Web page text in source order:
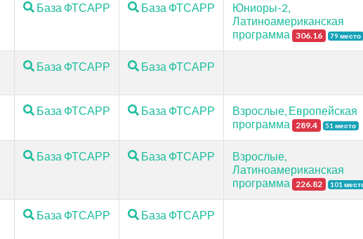
База ФТСАРР База ФТСАРР
Юниоры-2,
Латиноамериканская
программа 306.16 79 место
База ФТСАРР База ФТСАРР
База ФТСАРР База ФТСАРР
Взрослые, Европейская
программа 289.4 51 место
База ФТСАРР База ФТСАРР
Взрослые,
Латиноамериканская
программа 226.82 101
База ФТСАРР База ФТСАРР